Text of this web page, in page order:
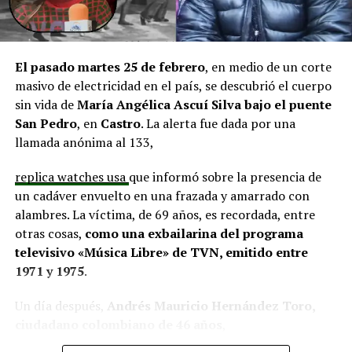
El alcalde de Quemchi, Javier Ugarte, expresó una
situación similar, señalando que en su comuna tienen
proyectos elegibles tanto en PMU como en PMB, pero
que hasta la fecha no han recibido respuesta clara sobre
si se entregarán los recursos.“Preocupa esta situación,
estos son proyectos que vienen trabajándose desde
hace tiempo y que hoy están en riesgo por la falta de
En la comuna deCuraco de Vélez, la alcaldesa Javiera
Yáñezindicó que históricamente la Subdere ha apoyado
a los municipios en diversos proyectos y que confía en
que durante el año se asignen nuevos recursos, aunque
reconoció una disminución evidente en comparación
ha presentado iniciativas por más de 200 millones de
a los esfuerzos, los fondos aún no han llegado,
El pasado martes 25 de febrero, en medio de un corte
masivo de electricidad en el país, se descubrió el cuerpo
sin vida deMaría Angélica Ascuí Silvabajo el puente
San Pedro, en Castro. La alerta fue dada por una
llamada anónima al 133,
replica watches usa que informó sobre la presencia de
un cadáver envuelto en una frazada y amarrado con
alambres. La víctima, de 69 años, es recordada, entre
otras cosas, como una exbailarina del programa
televisivo «Música Libre» de TVN, emitido entre
1971 y 1975.
Un día después,
Andrés Mauricio Hernández Toro,